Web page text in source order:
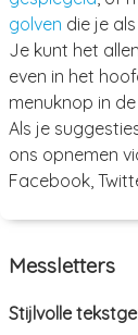
golven die je
Je kunt het
even in het
menuknop in
Als je
ons opnemen
Facebook,
Messletters
Stijlvolle